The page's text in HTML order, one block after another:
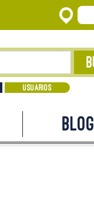
Usuarios
Blog